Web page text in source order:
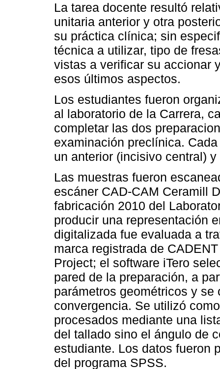
La tarea docente resultó
unitaria anterior y otra
su práctica clínica; sin
técnica a utilizar, tipo de
vistas a verificar su accionar
esos últimos aspectos.
Los estudiantes fueron
al laboratorio de la Carrera,
completar las dos
examinación preclínica.
un anterior (incisivo central)
Las muestras fueron
escáner CAD-CAM Ceramill
fabricación 2010 del
producir una representación
digitalizada fue evaluada a
marca registrada de
Project; el software iTero
pared de la preparación, a
parámetros geométricos y
convergencia. Se utilizó
procesados mediante una
del tallado sino el ángulo de
estudiante. Los datos fueron
del programa SPSS.